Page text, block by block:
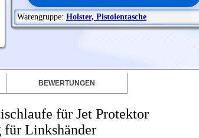
Warengruppe: Holster, Pistolentasche
BEWERTUNGEN
für Jet Protektor
für Linkshänder